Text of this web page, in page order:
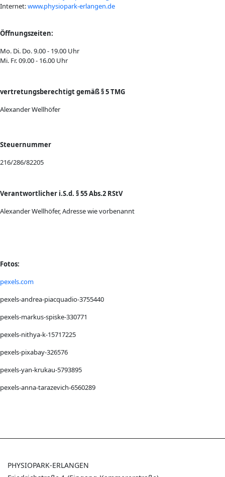
Internet:www.physiopark-erlangen.de
Öffnungszeiten:
Mo. Di. Do. 9.00 - 19.00 Uhr
Mi. Fr. 09.00 - 16.00 Uhr
vertretungsberechtigt gemäß § 5 TMG
Alexander Wellhöfer
Steuernummer
216/286/82205
Verantwortlicher i.S.d. § 55 Abs.2 RStV
Alexander Wellhöfer, Adresse wie vorbenannt
Fotos:
pexels.com
pexels-andrea-piacquadio-3755440
pexels-markus-spiske-330771
pexels-nithya-k-15717225
pexels-pixabay-326576
pexels-yan-krukau-5793895
pexels-anna-tarazevich-6560289
PHYSIOPARK-ERLANGEN